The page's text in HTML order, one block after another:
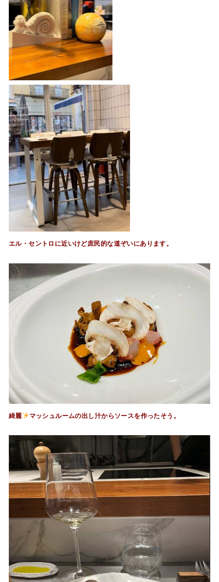
エル・セントロに近いけど庶民的な道ぞいにあります。
綺麗 マッシュルームの出し汁からソースを作ったそう。